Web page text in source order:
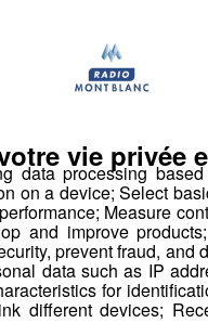
data processing
on a device; Select
Measure
and improve
prevent fraud, and
data such as IP
for
different devices;
vie privée